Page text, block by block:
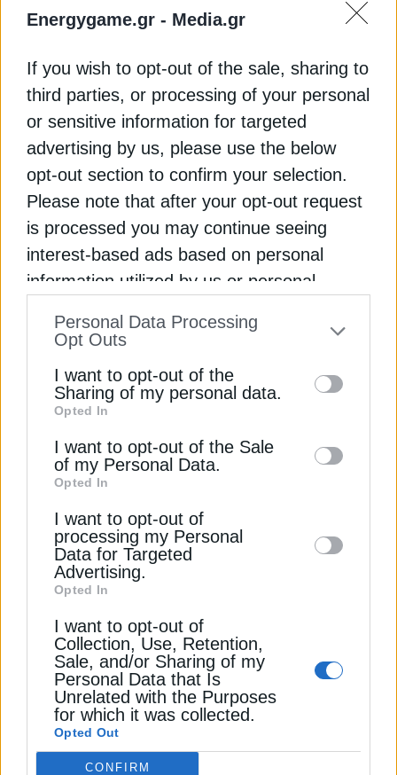
Energygame.gr - Media.gr
If you wish to opt-out of the sale, sharing to
third parties, or processing of your personal
or sensitive information for targeted
advertising by us, please use the below
opt-out section to confirm your selection.
Please note that after your opt-out request
is processed you may continue seeing
interest-based ads based on personal
information utilized by us or personal
to your opt-out. You may separately opt-out
information by third parties on the IAB’s list
of downstream participants. This
information may also be disclosed by us to
third parties on theIAB’s List of
Downstream Participants
disclose it to other third parties.
Personal Data Processing
Opt Outs
I want to opt-out of the
Sharing of my personal data.
Opted In
I want to opt-out of the Sale
of my Personal Data.
Opted In
I want to opt-out of
processing my Personal
Data for Targeted
Advertising.
Opted In
I want to opt-out of
Collection, Use, Retention,
Sale, and/or Sharing of my
Personal Data that Is
Unrelated with the Purposes
for which it was collected.
Opted Out
CONFIRM
εκφράσει ενδιαφέρον για τη συζήτηση που ανοίγει
Κατά τη διάρκεια της Συνόδου Κορυφής για την
Πυρηνική Ενέργεια στο Παρίσι, ο πρωθυπουργός
Κυριάκος Μητσοτάκης είχε δηλώσει ότι η Ελλάδα
επιθυμεί να συμμετάσχει ενεργά στον διάλογο που
διαμορφώνεται για το μέλλον των πυρηνοκίνητων
εμπορικών πλοίων.
Το ενδιαφέρον δεν είναι τυχαίο. Η ελληνόκτητη
ναυτιλία μεταφέρει σημαντικό ποσοστό του
παγκόσμιου θαλάσσιου εμπορίου και αναμένεται
να βρεθεί στην πρώτη γραμμή των αποφάσεων
που θα ληφθούν για την ενεργειακή μετάβαση του
κλάδου. Οποιαδήποτε τεχνολογική αλλαγή στην
πρόωση των πλοίων, είτε αφορά την αμμωνία, το
υδρογόνο, τη μεθανόλη είτε την πυρηνική
ενέργεια, έχει άμεσο αντίκτυπο στις επενδυτικές
επιλογές των πλοιοκτητών.
Η συζήτηση αποκτά ακόμη μεγαλύτερη σημασία
καθώς περίπου το 90% του παγκόσμιου εμπορίου
εξακολουθεί να μεταφέρεται μέσω θαλάσσης, ενώ
η ναυτιλία ευθύνεται για περίπου το 3% των
παγκόσμιων εκπομπών διοξειδίου του άνθρακα.
Οι ερευνητές θεωρούν ότι τυχόν μελλοντική
αξιοποίηση της πυρηνικής πρόωσης στα πλοία θα
απαιτήσει εκσυγχρονισμό των διεθνών κανόνων,
καθώς και στενότερη συνεργασία μεταξύ
οργανισμών όπως ο IMO και ο Διεθνής
Οργανισμός Ατομικής Ενέργειας (IAEA).
Εγγραφή στο Newsletter
την Πολιτική Απορρήτου